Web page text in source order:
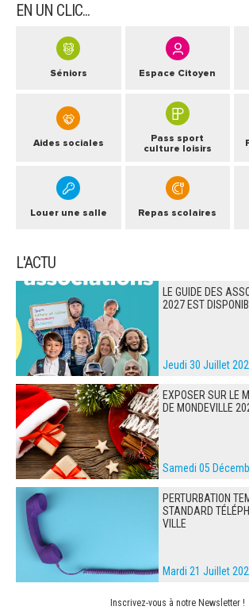
EN UN CLIC...
Séniors Espace Citoyen
Aides sociales
Pass sport
culture loisirs
Louer une salle Repas scolaires
L'ACTU
LE GUIDE DES
2027 EST
Jeudi 30 Juillet
EXPOSER SUR LE
DE MONDEVILLE
Samedi 05
PERTURBATION
STANDARD
VILLE
Mardi 21 Juillet
Inscrivez-vous à notre Newsletter !